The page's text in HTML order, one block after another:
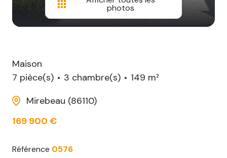
photos
Maison
7 pièce(s)
3 chambre(s)
149 m²
Mirebeau (86110)
169 900 €
Référence 0576